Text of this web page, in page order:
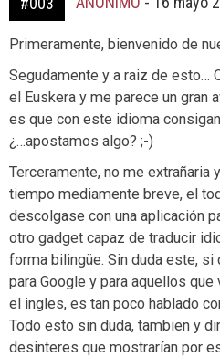
Primeramente, bienvenido de
Segudamente y a raiz de esto…
el Euskera y me parece un gran
es que con este idioma
¿…apostamos algo? ;-)
Terceramente, no me extrañaria
tiempo mediamente breve, el
descolgase con una aplicación
otro gadget capaz de traducir
forma bilingüe. Sin duda este, si
para Google y para aquellos
el ingles, es tan poco hablado
Todo esto sin duda, tambien y
desinteres que mostrarían por